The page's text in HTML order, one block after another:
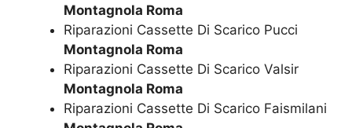
Montagnola Roma
Riparazioni Cassette Di Scarico Pucci
Montagnola Roma
Riparazioni Cassette Di Scarico Valsir
Montagnola Roma
Riparazioni Cassette Di Scarico Faismilani